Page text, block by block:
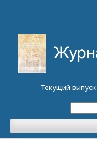
Текущий выпуск